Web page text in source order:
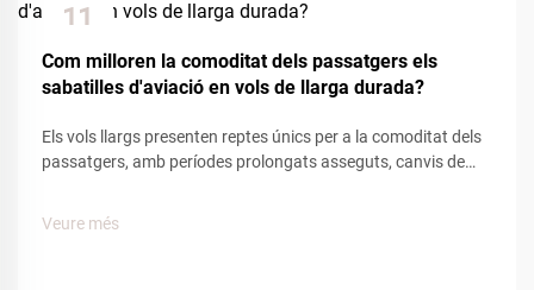
11
Com milloren la comoditat dels passatgers els
sabatilles d'aviació en vols de llarga durada?
Els vols llargs presenten reptes únics per a la comoditat dels
passatgers, amb períodes prolongats asseguts, canvis de
Veure més